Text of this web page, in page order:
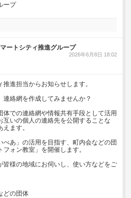
ープ
ートシティ推進グループ
2026年6月8日 18:02
進担当からお知らせします。
連絡網を作成してみませんか？
体での連絡網や情報共有手段として活用
互いの個人の連絡先を公開することな
ます。
べあ」の活用を目指す、町内会などの団
ォン教室」を開催します。
皆様の地域にお伺いし、使い方などをご
どの団体